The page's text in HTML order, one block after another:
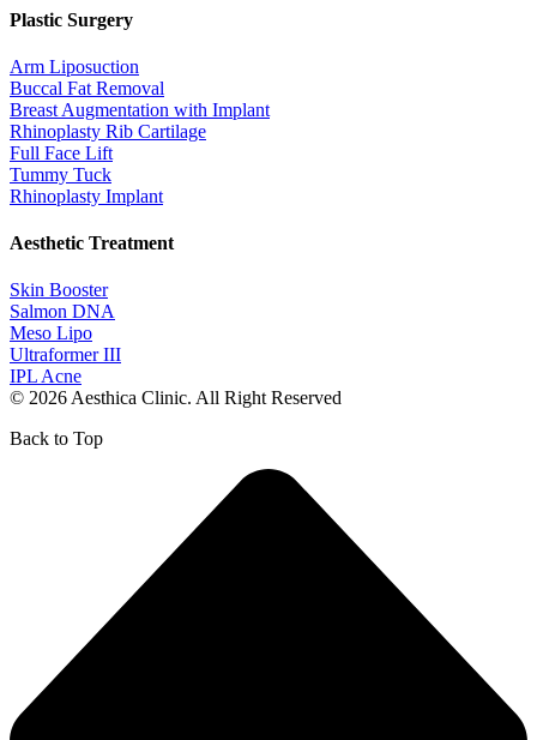
Plastic Surgery
Arm Liposuction
Buccal Fat Removal
Breast Augmentation with Implant
Rhinoplasty Rib Cartilage
Full Face Lift
Tummy Tuck
Rhinoplasty Implant
Aesthetic Treatment
Skin Booster
Salmon DNA
Meso Lipo
Ultraformer III
IPL Acne
© 2026 Aesthica Clinic. All Right Reserved
Back to Top